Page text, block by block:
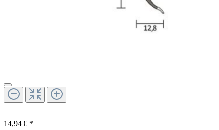
14,94 € *